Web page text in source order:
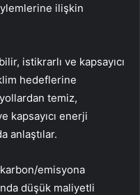
ilişkin
istikrarlı ve kapsayıcı
hedeflerine
temiz,
kapsayıcı enerji
anlaştılar.
emisyona
düşük maliyetli